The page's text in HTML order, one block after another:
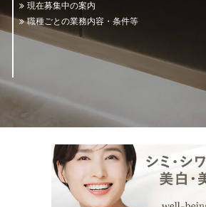
現在募集中の案内
職種ごとの業務内容・条件等